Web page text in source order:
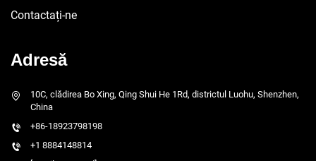
Contactați-ne
Adresă
10C, clădirea Bo Xing, Qing Shui He 1Rd, districtul Luohu, Shenzhen,
China
+86-18923798198
+1 8884148814